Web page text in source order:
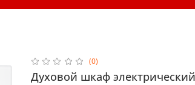
(0)
Духовой шкаф электрический